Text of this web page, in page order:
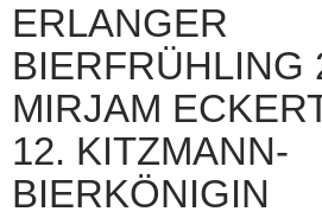
ERLANGER
BIERFRÜHLING
MIRJAM
12. KITZMANN-
BIERKÖNIGIN